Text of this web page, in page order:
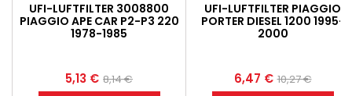
UFI-LUFTFILTER 3008800
PIAGGIO APE CAR P2-P3 220
1978-1985
5,13 € 8,14 €
UFI-LUFTFILTER PIAGGIO
PORTER DIESEL 1200 1995-
2000
6,47 € 10,27 €